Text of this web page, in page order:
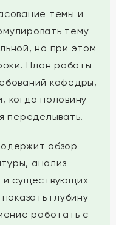
темы и
тему
но при этом
План работы
кафедры,
когда половину
переделывать.
обзор
анализ
и существующих
глубину
работать с